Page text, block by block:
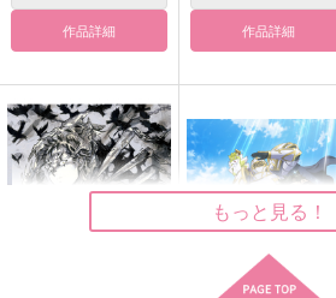
サンプル サンプル
作品詳細 作品詳細
もっと見る！